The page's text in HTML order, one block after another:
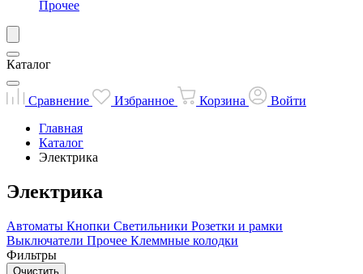
Прочее
Каталог
Сравнение Избранное Корзина
Войти
Главная
Каталог
Электрика
Электрика
Автоматы Кнопки Светильники Розетки и рамки
Выключатели Прочее Клеммные колодки
Фильтры
Очистить